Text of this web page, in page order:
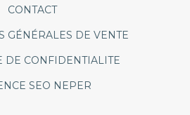
CONTACT
GÉNÉRALES DE VENTE
DE CONFIDENTIALITE
SEO NEPER